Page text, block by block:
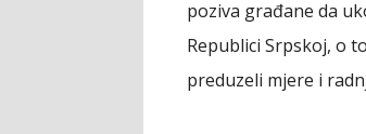
poziva građane da
Republici Srpskoj, o
preduzeli mjere i